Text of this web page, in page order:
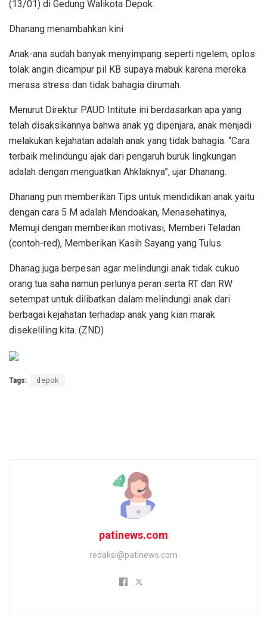
(13/01) di Gedung Walikota Depok.
Dhanang menambahkan kini
Anak-ana sudah banyak menyimpang seperti ngelem, oplos
tolak angin dicampur pil KB supaya mabuk karena mereka
merasa stress dan tidak bahagia dirumah.
Menurut Direktur PAUD Intitute ini berdasarkan apa yang
telah disaksikannya bahwa anak yg dipenjara, anak menjadi
melakukan kejahatan adalah anak yang tidak bahagia. “Cara
terbaik melindungu ajak dari pengaruh buruk lingkungan
adalah dengan menguatkan Ahklaknya”, ujar Dhanang.
Dhanang pun memberikan Tips untuk mendidikan anak yaitu
dengan cara 5 M adalah Mendoakan, Menasehatinya,
Memuji dengan memberikan motivasi, Memberi Teladan
(contoh-red), Memberikan Kasih Sayang yang Tulus.
Dhanag juga berpesan agar melindungi anak tidak cukuo
orang tua saha namun perlunya peran serta RT dan RW
setempat untuk dilibatkan dalam melindungi anak dari
berbagai kejahatan terhadap anak yang kian marak
disekeliling kita. (ZND)
Tags: depok
patinews.com
redaksi@patinews.com